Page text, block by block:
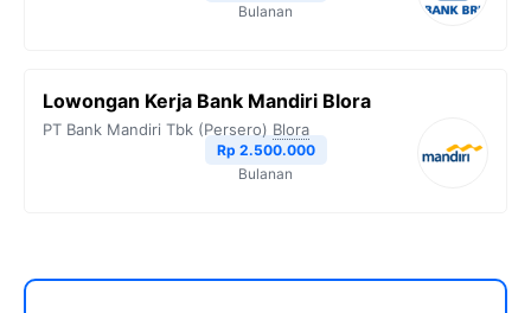
Bulanan
Lowongan Kerja Bank Mandiri Blora
PT Bank Mandiri Tbk (Persero) Blora
Rp 2.500.000
Bulanan